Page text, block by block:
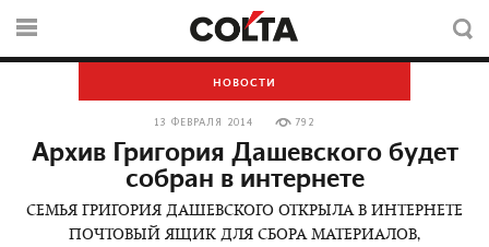
НОВОСТИ
13 ФЕВРАЛЯ 2014 792
Архив Григория Дашевского будет
собран в интернете
СЕМЬЯ ГРИГОРИЯ ДАШЕВСКОГО ОТКРЫЛА В ИНТЕРНЕТЕ
ПОЧТОВЫЙ ЯЩИК ДЛЯ СБОРА МАТЕРИАЛОВ,